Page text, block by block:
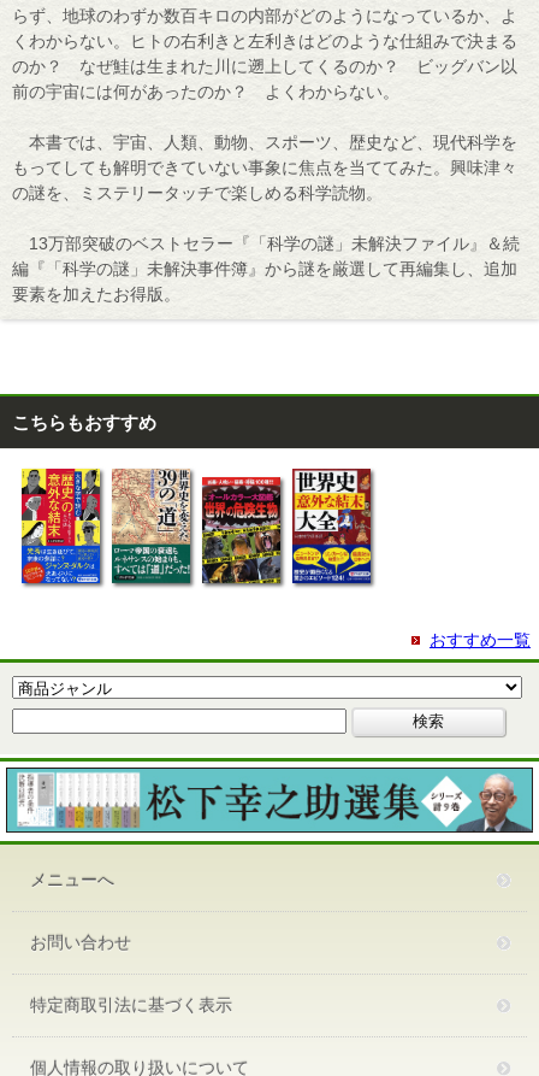
らず、地球のわずか数百キロの内部がどのようになっているか、よ
くわからない。ヒトの右利きと左利きはどのような仕組みで決まる
のか？ なぜ鮭は生まれた川に遡上してくるのか？ ビッグバン以
前の宇宙には何があったのか？ よくわからない。
本書では、宇宙、人類、動物、スポーツ、歴史など、現代科学を
もってしても解明できていない事象に焦点を当ててみた。興味津々
の謎を、ミステリータッチで楽しめる科学読物。
13万部突破のベストセラー『「科学の謎」未解決ファイル』＆続
編『「科学の謎」未解決事件簿』から謎を厳選して再編集し、追加
要素を加えたお得版。
こちらもおすすめ
おすすめ一覧
メニューへ
お問い合わせ
特定商取引法に基づく表示
個人情報の取り扱いについて